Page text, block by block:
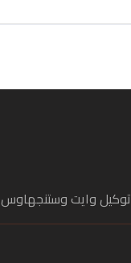
توكيل وايت وستنجهاوس